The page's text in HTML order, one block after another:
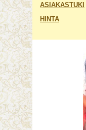
ASIAKASTUKI
HINTA